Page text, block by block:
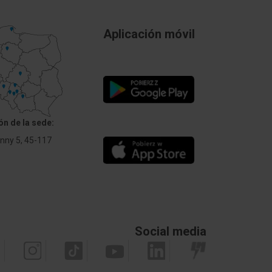
de la sede:
5, 45-117
Aplicación móvil
Social media